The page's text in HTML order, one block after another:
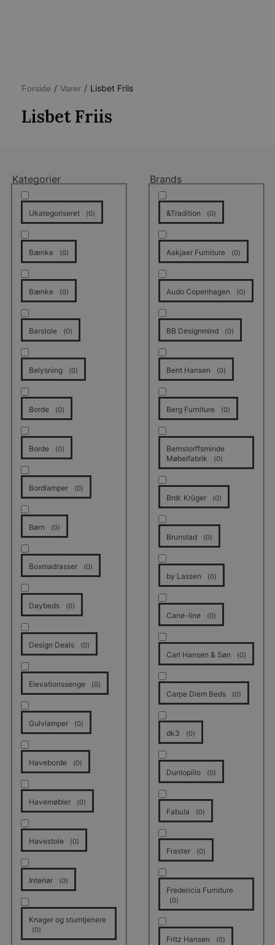
Forside / Varer / Lisbet Friis
Lisbet Friis
Kategorier
Ukategoriseret (0)
Bænke (0)
Bænke (0)
Barstole (0)
Belysning (0)
Borde (0)
Borde (0)
Bordlamper (0)
Børn (0)
Boxmadrasser (0)
Daybeds (0)
Design Deals (0)
Elevationssenge (0)
Gulvlamper (0)
Haveborde (0)
Havemøbler (0)
Havestole (0)
Interiør (0)
Knager og stumtjenere
(0)
Brands
&Tradition (0)
Aakjaer Furniture (0)
Audo Copenhagen (0)
BB Designmind (0)
Bent Hansen (0)
Berg Furniture (0)
Bernstorffsminde
Møbelfabrik
(0)
Brdr. Krüger (0)
Brunstad (0)
by Lassen (0)
Cane-line (0)
Carl Hansen & Søn (0)
Carpe Diem Beds (0)
dk3 (0)
Dunlopillo (0)
Fabula (0)
Fraster (0)
Fredericia Furniture
(0)
Fritz Hansen (0)